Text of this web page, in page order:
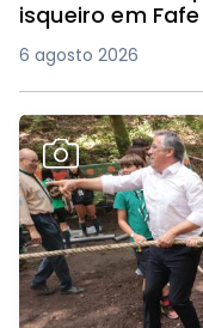
isqueiro em Fafe
6 agosto 2026